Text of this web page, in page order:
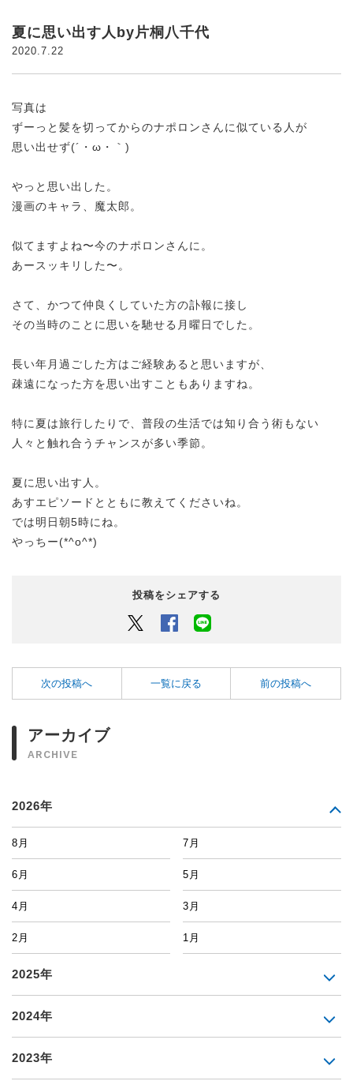
夏に思い出す人by片桐八千代
2020.7.22
写真は
ずーっと髪を切ってからのナポロンさんに似ている人が
思い出せず(´・ω・｀)
やっと思い出した。
漫画のキャラ、魔太郎。
似てますよね〜今のナポロンさんに。
あースッキリした〜。
さて、かつて仲良くしていた方の訃報に接し
その当時のことに思いを馳せる月曜日でした。
長い年月過ごした方はご経験あると思いますが、
疎遠になった方を思い出すこともありますね。
特に夏は旅行したりで、普段の生活では知り合う術もない
人々と触れ合うチャンスが多い季節。
夏に思い出す人。
あすエピソードとともに教えてくださいね。
では明日朝5時にね。
やっちー(*^o^*)
投稿をシェアする
Twitter Facebook
次の投稿へ 一覧に戻る 前の投稿へ
アーカイブ
ARCHIVE
2026年
8月 7月
6月 5月
4月 3月
2月 1月
2025年
2024年
2023年